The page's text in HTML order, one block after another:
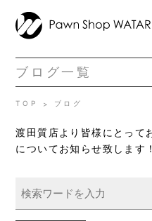
ブログ一覧
TOP ブログ
渡田質店より皆様にとって
についてお知らせ致します！